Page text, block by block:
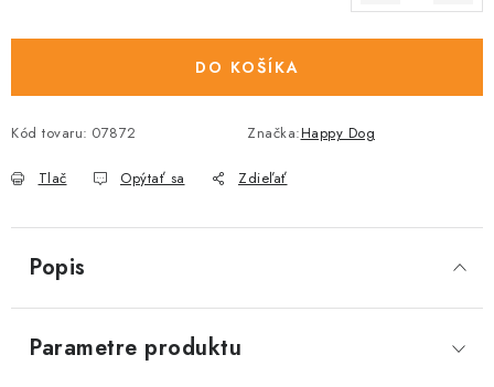
DO KOŠÍKA
Kód tovaru: 07872 Značka:Happy Dog
Tlač Opýtať sa Zdieľať
Popis
Parametre produktu